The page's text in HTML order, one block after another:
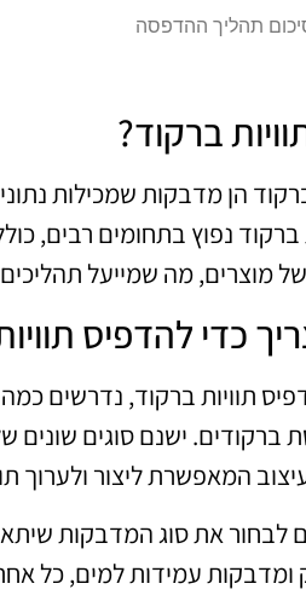
תהליך ההדפסה
ברקוד?
ברקוד הן מדבקות שמכילות
ברקוד נפוץ בתחומים רבים,
מוצרים, מה שמייעל
כדי להדפיס
תוויות ברקוד, נדרשים
ברקודים. ישנם סוגים שונים
המאפשרת ליצור ולערוך
לבחור את סוג המדבקות
ומדבקות עמידות למים, כל